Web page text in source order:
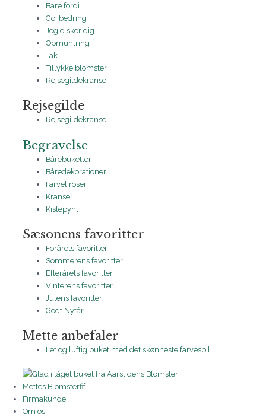
Bare fordi
Go' bedring
Jeg elsker dig
Opmuntring
Tak
Tillykke blomster
Rejsegildekranse
Rejsegilde
Rejsegildekranse
Begravelse
Bårebuketter
Båredekorationer
Farvel roser
Kranse
Kistepynt
Sæsonens favoritter
Forårets favoritter
Sommerens favoritter
Efterårets favoritter
Vinterens favoritter
Julens favoritter
Godt Nytår
Mette anbefaler
Let og luftig buket med det skønneste farvespil
Mettes Blomsterfif
Firmakunde
Om os